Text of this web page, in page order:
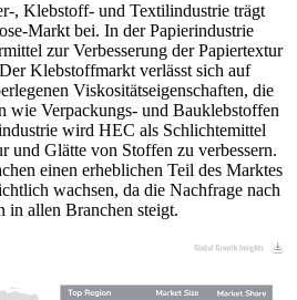
, Klebstoff- und Textilindustrie trägt
Markt bei. In der Papierindustrie
zur Verbesserung der Papiertextur
Klebstoffmarkt verlässt sich auf
Viskositätseigenschaften, die
wie Verpackungs- und Bauklebstoffen
wird HEC als Schlichtemittel
und Glätte von Stoffen zu verbessern.
einen erheblichen Teil des Marktes
wachsen, da die Nachfrage nach
in allen Branchen steigt.